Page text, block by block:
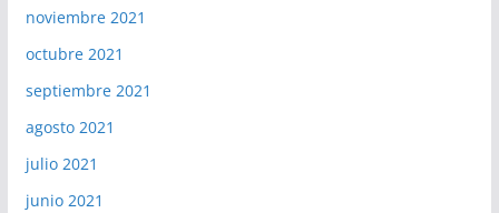
noviembre 2021
octubre 2021
septiembre 2021
agosto 2021
julio 2021
junio 2021